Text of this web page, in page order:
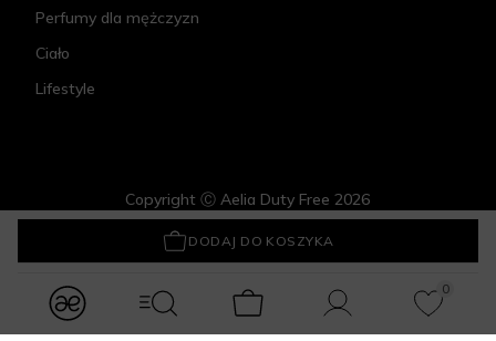
modules.Navbar.menuLabels.logo
modules.Navbar.menuLabels.menuWithSearch
Koszyk Konto
0
Ulubione
DODAJ DO KOSZYKA
The Collagen Company Płynny Kolagen Morski Mix Smaków
Perfumy dla mężczyzn
Ciało
Lifestyle
Copyright Ⓒ Aelia Duty Free 2026